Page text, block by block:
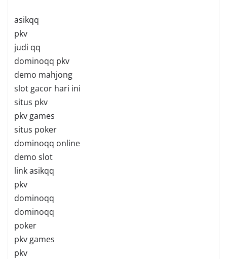
asikqq
pkv
judi qq
dominoqq pkv
demo mahjong
slot gacor hari ini
situs pkv
pkv games
situs poker
dominoqq online
demo slot
link asikqq
pkv
dominoqq
dominoqq
poker
pkv games
pkv